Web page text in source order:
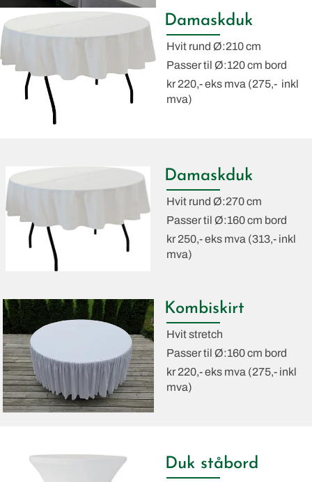
Damaskduk
Hvit rund Ø:210 cm
Passer til Ø:120 cm bord
kr 220,- eks mva (275,- inkl
mva)
Damaskduk
Hvit rund Ø:270 cm
Passer til Ø:160 cm bord
kr 250,- eks mva (313,- inkl
mva)
Kombiskirt
Hvit stretch
Passer til Ø:160 cm bord
kr 220,- eks mva (275,- inkl
mva)
Duk ståbord